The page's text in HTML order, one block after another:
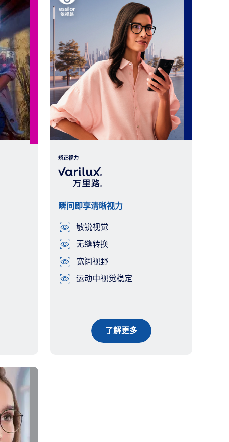
矫正视力
瞬间即享清晰视力
敏锐视觉
无缝转换
宽阔视野
运动中视觉稳定
了解更多